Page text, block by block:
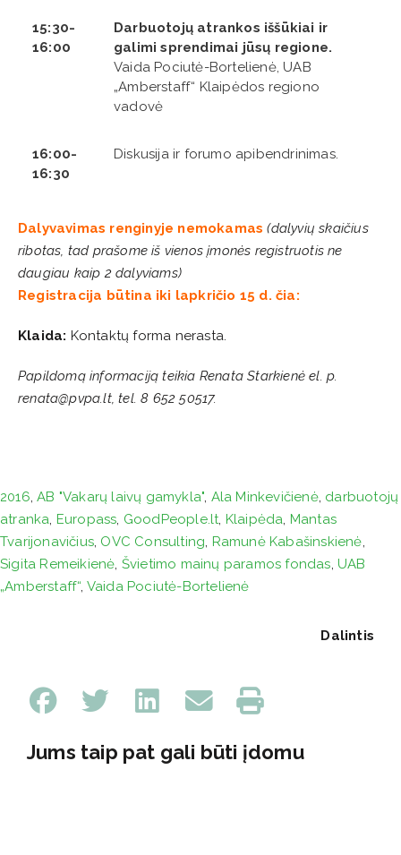
15:30-
16:00
Darbuotojų atrankos iššūkiai ir
galimi sprendimai jūsų regione.
Vaida Pociutė-Bortelienė, UAB
„Amberstaff“ Klaipėdos regiono
vadovė
16:00-
16:30
Diskusija ir forumo apibendrinimas.
Dalyvavimas renginyje nemokamas (dalyvių skaičius
ribotas, tad prašome iš vienos įmonės registruotis ne
daugiau kaip 2 dalyviams)
Registracija būtina iki lapkričio 15 d. čia:
Klaida: Kontaktų forma nerasta.
Papildomą informaciją teikia Renata Starkienė el. p.
renata@pvpa.lt, tel. 8 652 50517.
2016,AB "Vakarų laivų gamykla", Ala Minkevičienė, darbuotojų
atranka, Europass, GoodPeople.lt, Klaipėda, Mantas
Tvarijonavičius, OVC Consulting, Ramunė Kabašinskienė,
Sigita Remeikienė, Švietimo mainų paramos fondas, UAB
„Amberstaff“, Vaida Pociutė-Bortelienė
Dalintis
Jums taip pat gali būti įdomu